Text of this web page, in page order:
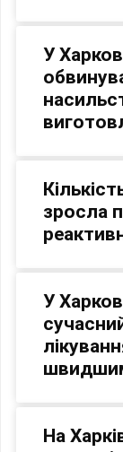
У
зросла
У
На